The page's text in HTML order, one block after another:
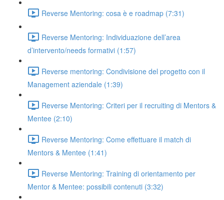
Reverse Mentoring: cosa è e roadmap (7:31)
Reverse Mentoring: Individuazione dell’area
d’intervento/needs formativi (1:57)
Reverse mentoring: Condivisione del progetto con il
Management aziendale (1:39)
Reverse Mentoring: Criteri per il recruiting di Mentors &
Mentee (2:10)
Reverse Mentoring: Come effettuare il match di
Mentors & Mentee (1:41)
Reverse Mentoring: Training di orientamento per
Mentor & Mentee: possibili contenuti (3:32)